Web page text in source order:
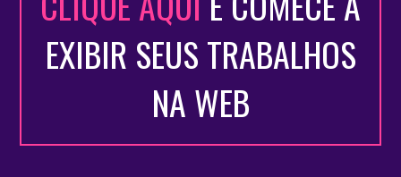
EXIBIR SEUS TRABALHOS
NA WEB